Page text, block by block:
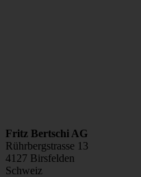
Fritz Bertschi AG
Rührbergstrasse 13
4127 Birsfelden
Schweiz